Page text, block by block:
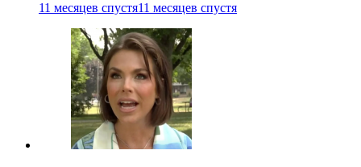
11 месяцев спустя11 месяцев спустя